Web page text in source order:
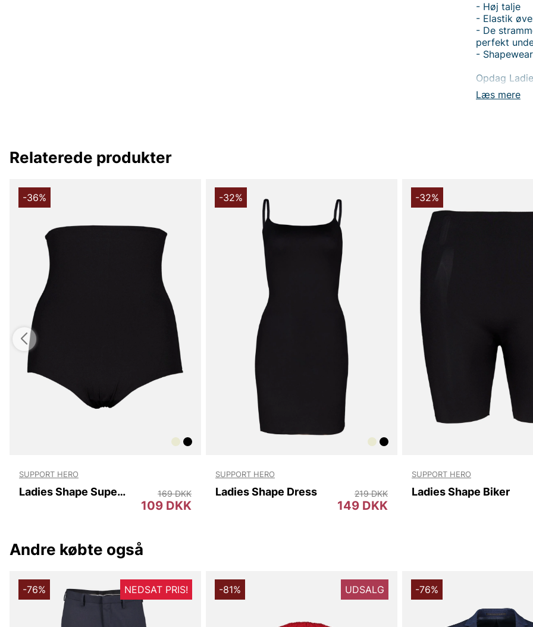
Læs mere
- Høj talje
- Elastik
- De
perfekt
-
Opdag
højhalset
omkring
Materialet
polyamid
det føles
nok til
hele
at gå på
Ladies
der passer
Tak for at
Relaterede produkter
-36%
SUPPORT HERO
Ladies Shape Super High Waist
109 DKK
169 DKK
-32%
SUPPORT HERO
Ladies Shape Dress
149 DKK
219 DKK
-32%
SUPPORT HERO
Ladies Shape Biker
Andre købte også
-76% NEDSAT PRIS! -81% UDSALG -76%